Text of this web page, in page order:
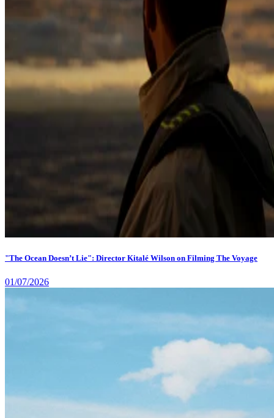
"The Ocean Doesn’t Lie": Director Kitalé Wilson on Filming The Voyage
01/07/2026